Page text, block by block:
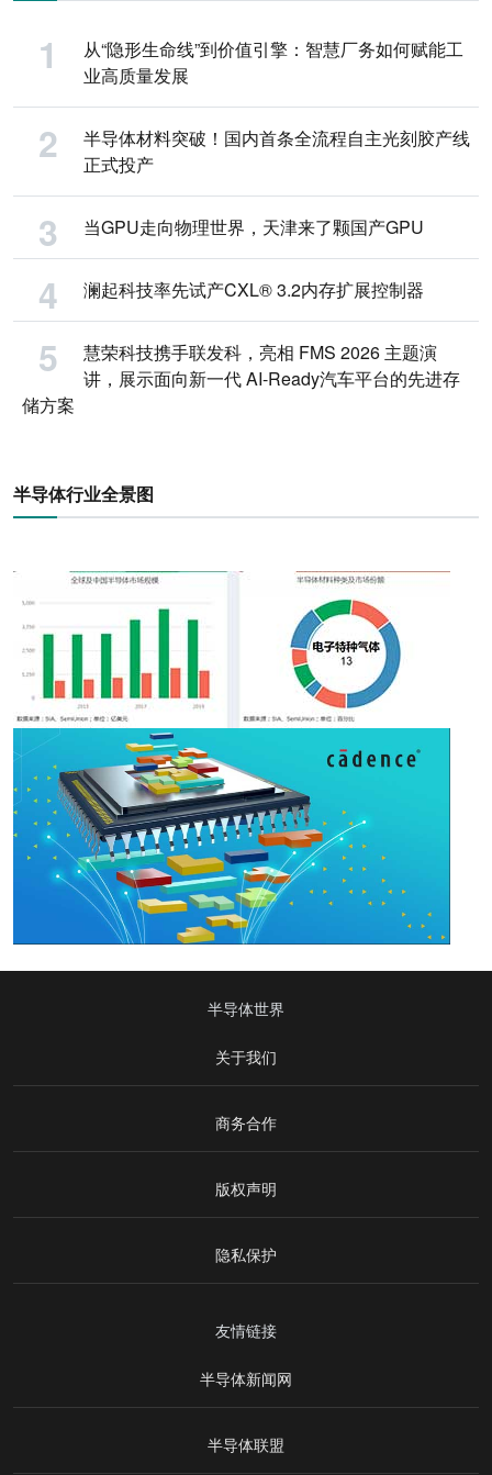
从“隐形生命线”到价值引擎：智慧厂务如何赋能工
业高质量发展
半导体材料突破！国内首条全流程自主光刻胶产线
正式投产
当GPU走向物理世界，天津来了颗国产GPU
澜起科技率先试产CXL® 3.2内存扩展控制器
慧荣科技携手联发科，亮相 FMS 2026 主题演
讲，展示面向新一代 AI-Ready汽车平台的先进存
储方案
半导体行业全景图
半导体世界
关于我们
商务合作
版权声明
隐私保护
友情链接
半导体新闻网
半导体联盟